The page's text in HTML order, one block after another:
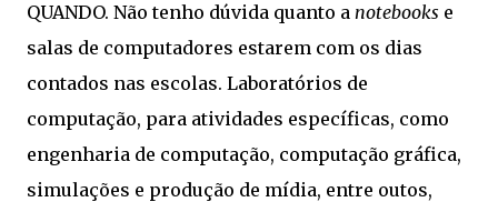
QUANDO. Não tenho dúvida quanto a notebooks e
salas de computadores estarem com os dias
contados nas escolas. Laboratórios de
computação, para atividades específicas, como
engenharia de computação, computação gráfica,
simulações e produção de mídia, entre outos,